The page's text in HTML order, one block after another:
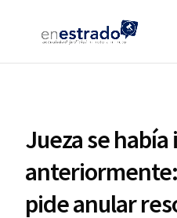
Jueza se
pide anular